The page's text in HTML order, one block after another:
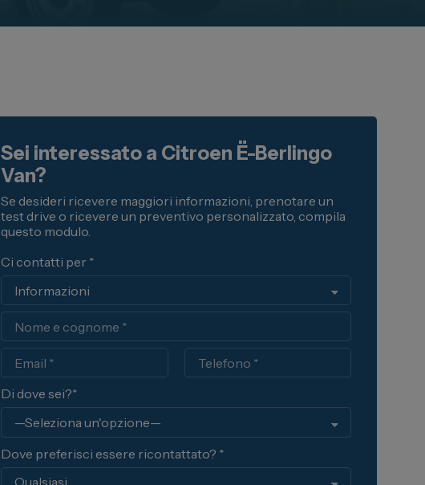
Sei interessato a Citroen Ë-Berlingo
Van?
Se desideri ricevere maggiori informazioni, prenotare un
test drive o ricevere un preventivo personalizzato, compila
questo modulo.
Ci contatti per *
Nome
Email Telefono
Di dove sei?*
Dove preferisci essere ricontattato? *